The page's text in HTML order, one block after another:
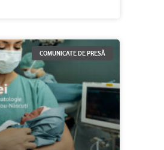
COMUNICATE DE PRESĂ